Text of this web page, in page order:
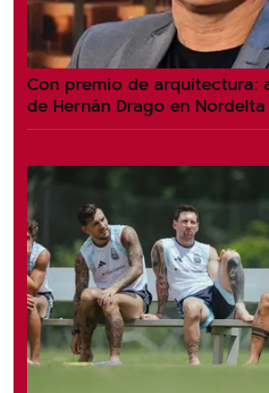
Con premio de arquitectura:
de Hernán Drago en Nordelta